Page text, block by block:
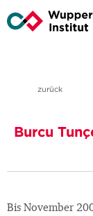
zurück
Burcu
Bis November